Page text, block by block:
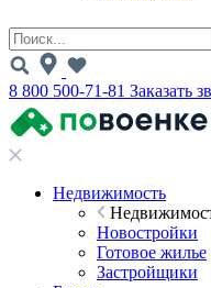
8 800 500-71-81 Заказать
Недвижимость
Новостройки
Готовое жилье
Застройщики